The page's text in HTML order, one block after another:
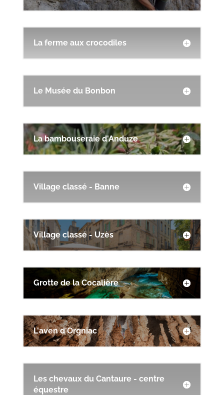
La ferme aux crocodiles
Le Musée du Bonbon
La bambouseraie d'Anduze
Village classé - Banne
Village classé - Uzès
Grotte de la Cocalière
L'aven d'Orgniac
Les chevaux du Cantaure - centre
équestre